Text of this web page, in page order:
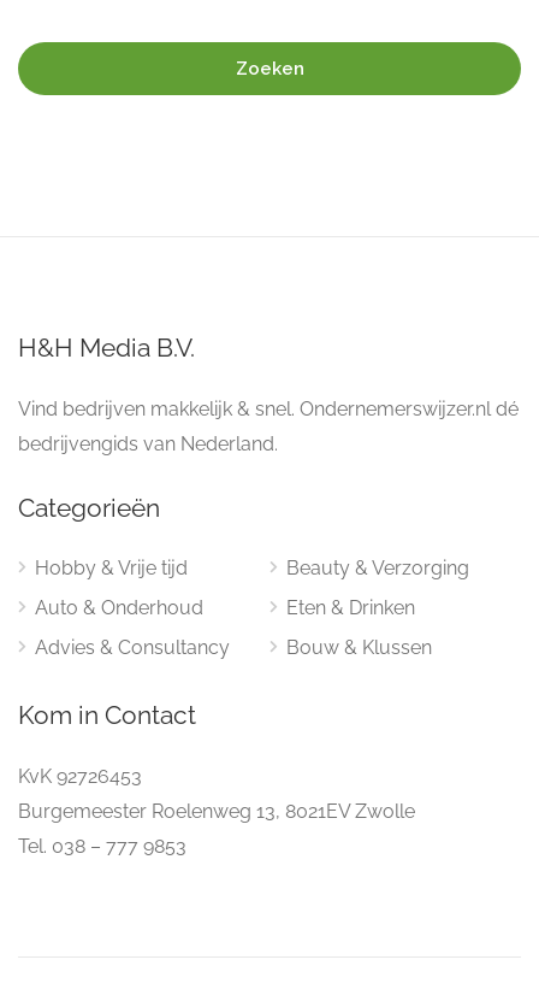
Zoeken
H&H Media B.V.
Vind bedrijven makkelijk & snel. Ondernemerswijzer.nl dé
bedrijvengids van Nederland.
Categorieën
Hobby & Vrije tijd
Auto & Onderhoud
Advies & Consultancy
Beauty & Verzorging
Eten & Drinken
Bouw & Klussen
Kom in Contact
KvK 92726453
Burgemeester Roelenweg 13, 8021EV Zwolle
Tel. 038 – 777 9853